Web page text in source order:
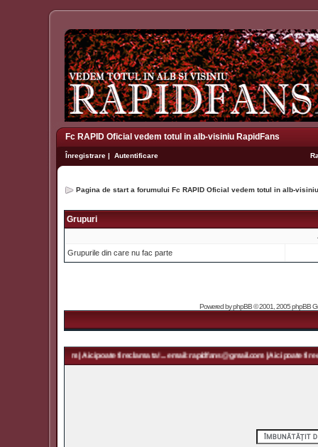
Fc RAPID Oficial vedem totul in alb-visiniu RapidFans
Înregistrare | Autentificare
Pagina de start a forumului Fc RAPID Oficial vedem totul in alb-
Grupuri
Grupurile din care nu fac parte
Powered byphpBB© 2001, 2005 phpBB
| Aici poate fi reclama ta! ... email: rapidfans@gmail.com | Aici poate fi